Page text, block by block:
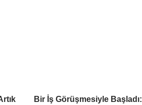
Bir İş Görüşmesiyle Başladı: